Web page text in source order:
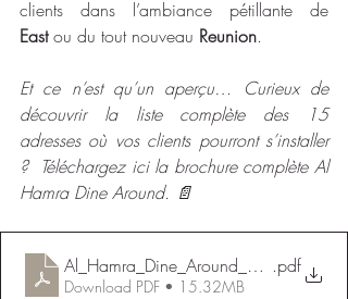
East ou du tout nouveau Reunion.
Et ce n’est qu’un aperçu… Curieux de
découvrir la liste complète des 15
adresses où vos clients pourront s’installer
?  Téléchargez ici la brochure complète Al
Hamra Dine Around. 📄
.pdf
Download PDF • 15.32MB